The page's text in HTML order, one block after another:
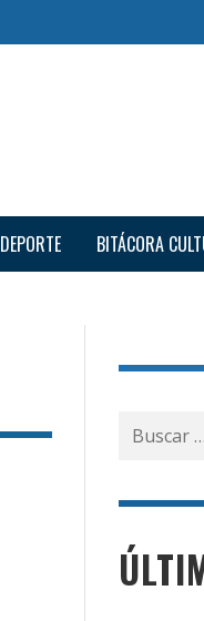
DEPORTE BITÁCORA
Buscar
por: